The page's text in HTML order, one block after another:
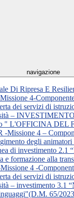
navigazione
Di Ripresa E
4-
dei servizi di
–
" L'OFFICINA DEL
-Missione 4 –
degli animatori
di investimento 2.1
e formazione alla
4 -
dei servizi di
– investimento 3.1
65/